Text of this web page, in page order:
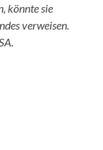
könnte sie
verweisen.